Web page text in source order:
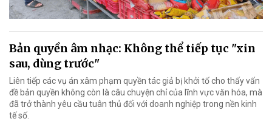
Bản quyền âm nhạc: Không thể tiếp tục "xin
sau, dùng trước"
Liên tiếp các vụ án xâm phạm quyền tác giả bị khởi tố cho thấy vấn
đề bản quyền không còn là câu chuyện chỉ của lĩnh vực văn hóa, mà
đã trở thành yêu cầu tuân thủ đối với doanh nghiệp trong nền kinh
tế số.